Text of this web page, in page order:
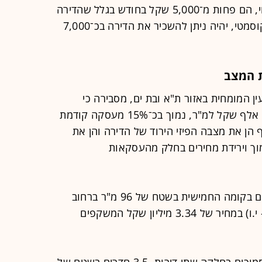
דמי השכירות עבור הדירה, להערכת לוי, הם פחות מ־5,000 שקל בחודש בגלל שהדירה
אינה משופצת. "לאחר שיפוץ, אפילו קוסמטי, יהיה ניתן להשכיר את הדירה בכ־7,000
המצב
המומחית באזור ת"א ובת ים, מסבירה כי
"מחיר העסקה משקף שווי של כ־29.7 אלף שקל למ"ר, נמוך בכ־15% מעסקה קודמת
את מצבה הפיזי הירוד של הדירה והן את
וירידת מחירים בחלק מהעסקאות
"בספטמבר 2022 נמכרה דירה 4 חדרים בקומה החמישית בשטח של 96 מ"ר ברחוב
הרכבי 17 (בניין סמוך באותה החלקה - י.ו) במחיר של 3.34 מיליון שקל המשקפים